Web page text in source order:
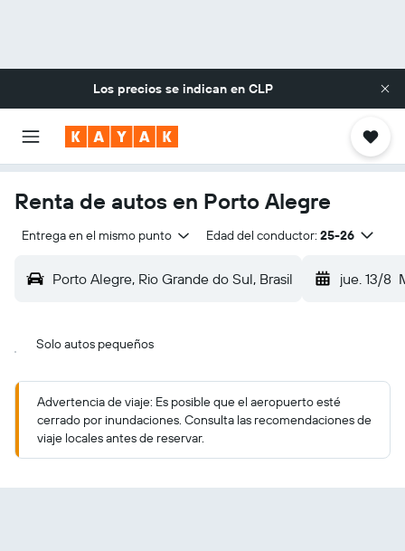
Los precios se indican en CLP
Renta de autos en Porto Alegre
Entrega en el mismo punto Edad del conductor: 25-26
Porto Alegre, Rio Grande do Sul, Brasil jue. 13/8
Solo autos pequeños
Advertencia de viaje: Es posible que el aeropuerto esté
cerrado por inundaciones. Consulta las recomendaciones de
viaje locales antes de reservar.